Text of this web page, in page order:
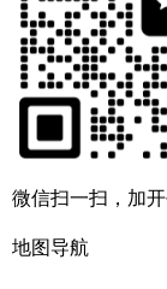
微信扫一扫，加
地图导航